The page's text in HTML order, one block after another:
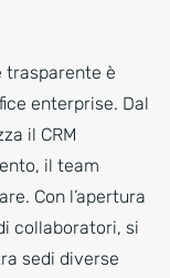
trasparente è
enterprise. Dal
il CRM
il team
Con l’apertura
collaboratori, si
sedi diverse